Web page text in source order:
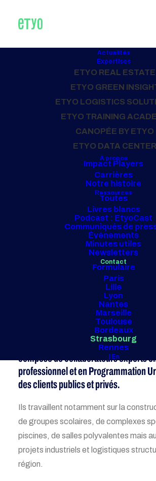
Actualités
Expertises
ETYO REAL ESTATE
ETYO GREEN
ETYO LOGISTICS
ETYO TRAINING
CANOPÉE BY ETYO
ETYO DATA CENTER
À propos
Impact Players
Carrières
Notre histoire
Ressources
Toutes
Livres blancs
Podcast : EtyoCast
Communiqués de
Événements
Minutes utiles
Newsletters
Contact
Formulaire
Paris
Lille
Lyon
Nantes
Marseille
Toulouse
Bordeaux
Strasbourg
Rennes
| En
CONSULTANTS
STRASBOURG
missions et équipe
Tous nos bureaux
NOTRE BUREAU
Le bureau de consultants AMO
composé de collaborateurs experts
professionnel et enProgrammation
des clients publics et privés.
Ils travaillent notamment sur la
de groupes scolaires, de complexes
piscines, de salles polyvalentes mais
projets industriels et logistiques
région.